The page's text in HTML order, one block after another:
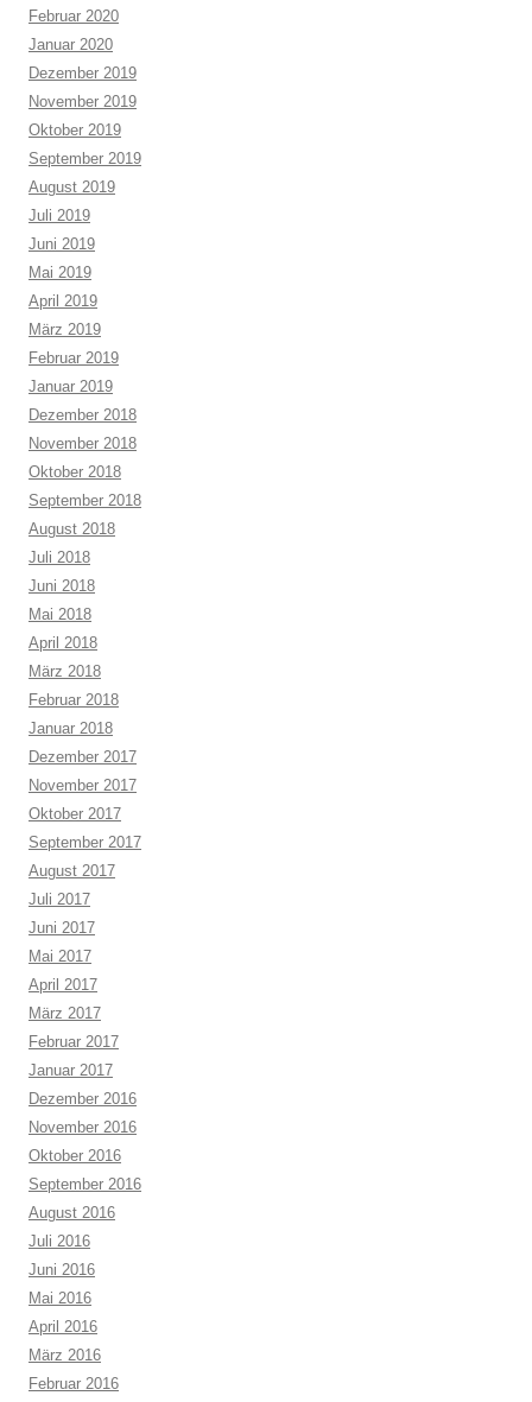
Februar 2020
Januar 2020
Dezember 2019
November 2019
Oktober 2019
September 2019
August 2019
Juli 2019
Juni 2019
Mai 2019
April 2019
März 2019
Februar 2019
Januar 2019
Dezember 2018
November 2018
Oktober 2018
September 2018
August 2018
Juli 2018
Juni 2018
Mai 2018
April 2018
März 2018
Februar 2018
Januar 2018
Dezember 2017
November 2017
Oktober 2017
September 2017
August 2017
Juli 2017
Juni 2017
Mai 2017
April 2017
März 2017
Februar 2017
Januar 2017
Dezember 2016
November 2016
Oktober 2016
September 2016
August 2016
Juli 2016
Juni 2016
Mai 2016
April 2016
März 2016
Februar 2016